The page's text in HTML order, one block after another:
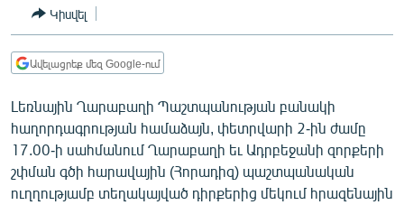
ԻՐԱՎՈՒՆՔ
ՀԱՍԱՐԱԿՈՒԹՅՈՒՆ
ՂԱՐԱԲԱՂ
ՊԱՏԵՐԱԶՄԻ 6 ՇԱԲԱԹՆԵՐԸ
ՏԱՐԱԾԱՇՐՋԱՆ
Կիսվել
Ավելացրեք մեզ Google-ում
Լեռնային Ղարաբաղի Պաշտպանության բանակի
հաղորդագրության համաձայն, փետրվարի 2-ին ժամը
17.00-ի սահմանում Ղարաբաղի եւ Ադրբեջանի զորքերի
շփման գծի հարավային (Հորադիզ) պաշտպանական
ուղղությամբ տեղակայված դիրքերից մեկում հրազենային